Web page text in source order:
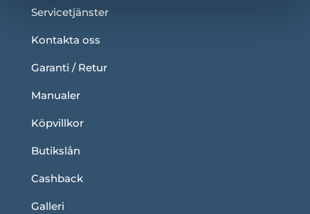
Servicetjänster
Kontakta oss
Garanti / Retur
Manualer
Köpvillkor
Butikslån
Cashback
Galleri